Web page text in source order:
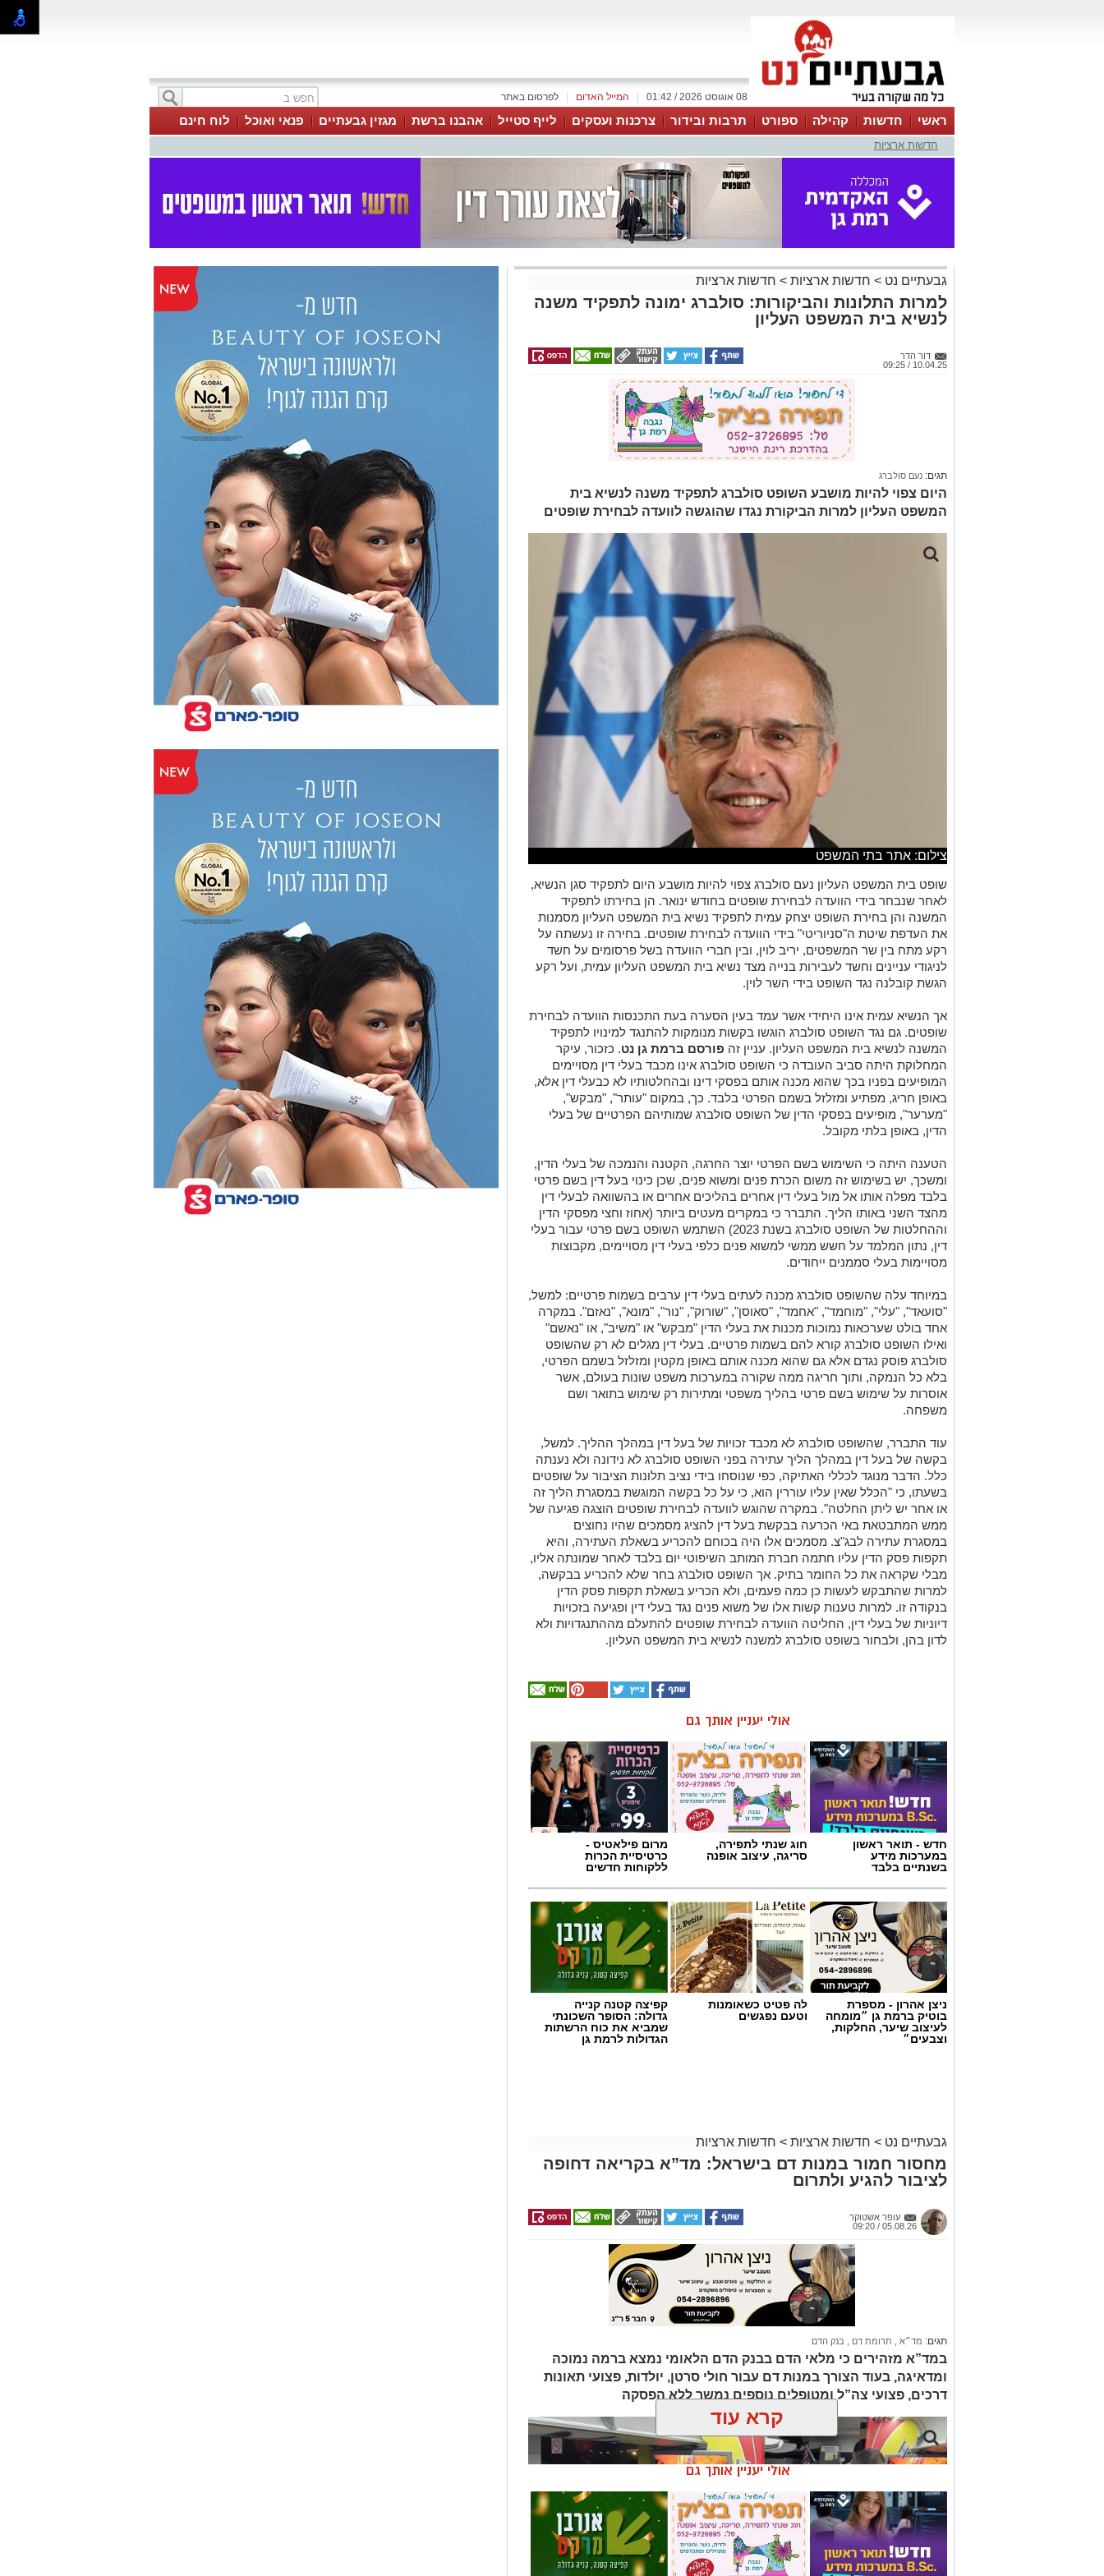
לפרסום באתר המייל האדום 08 אוגוסט 2026 / 01:42
ראשי חדשות קהילה ספורט תרבות ובידור צרכנות ועסקים לייף סטייל אהבנו ברשת מגזין גבעתיים פנאי ואוכל לוח חינם
חדשות ארציות
גבעתיים נט > חדשות ארציות > חדשות ארציות
למרות התלונות והביקורות: סולברג ימונה לתפקיד משנה
לנשיא בית המשפט העליון
דור הדר
10.04.25 / 09:25
תגים: נעם סולברג
היום צפוי להיות מושבע השופט סולברג לתפקיד משנה לנשיא בית
המשפט העליון למרות הביקורת נגדו שהוגשה לוועדה לבחירת שופטים
צילום: אתר בתי המשפט
שופט בית המשפט העליון נעם סולברג צפוי להיות מושבע היום לתפקיד סגן הנשיא,
לאחר שנבחר בידי הוועדה לבחירת שופטים בחודש ינואר. הן בחירתו לתפקיד
המשנה והן בחירת השופט יצחק עמית לתפקיד נשיא בית המשפט העליון מסמנות
את העדפת שיטת ה"סניוריטי" בידי הוועדה לבחירת שופטים. בחירה זו נעשתה על
רקע מתח בין שר המשפטים, יריב לוין, ובין חברי הוועדה בשל פרסומים על חשד
לניגודי עניינים וחשד לעבירות בנייה מצד נשיא בית המשפט העליון עמית, ועל רקע
הגשת קובלנה נגד השופט בידי השר לוין.
אך הנשיא עמית אינו היחידי אשר עמד בעין הסערה בעת התכנסות הוועדה לבחירת
שופטים. גם נגד השופט סולברג הוגשו בקשות מנומקות להתנגד למינויו לתפקיד
המשנה לנשיא בית המשפט העליון. עניין זה פורסם ברמת גן נט. כזכור, עיקר
המחלוקת היתה סביב העובדה כי השופט סולברג אינו מכבד בעלי דין מסויימים
המופיעים בפניו בכך שהוא מכנה אותם בפסקי דינו ובהחלטותיו לא כבעלי דין אלא,
באופן חריג, מפתיע ומזלזל בשמם הפרטי בלבד. כך, במקום "עותר", "מבקש",
"מערער", מופיעים בפסקי הדין של השופט סולברג שמותיהם הפרטיים של בעלי
הדין, באופן בלתי מקובל.
הטענה היתה כי השימוש בשם הפרטי יוצר החרגה, הקטנה והנמכה של בעלי הדין,
ומשכך, יש בשימוש זה משום הכרת פנים ומשוא פנים, שכן כינוי בעל דין בשם פרטי
בלבד מפלה אותו אל מול בעלי דין אחרים בהליכים אחרים או בהשוואה לבעלי דין
מהצד השני באותו הליך. התברר כי במקרים מעטים ביותר (אחוז וחצי מפסקי הדין
וההחלטות של השופט סולברג בשנת 2023) השתמש השופט בשם פרטי עבור בעלי
דין, נתון המלמד על חשש ממשי למשוא פנים כלפי בעלי דין מסויימים, מקבוצות
מסויימות בעלי סממנים ייחודים.
במיוחד עלה שהשופט סולברג מכנה לעתים בעלי דין ערבים בשמות פרטיים: למשל,
"סועאד", "עלי", "מוחמד", "אחמד", "סאוסן", "שורוק", "נור", "מונא", "נאזם". במקרה
אחד בולט שערכאות נמוכות מכנות את בעלי הדין "מבקש" או "משיב", או "נאשם"
ואילו השופט סולברג קורא להם בשמות פרטיים. בעלי דין מגלים לא רק שהשופט
סולברג פוסק נגדם אלא גם שהוא מכנה אותם באופן מקטין ומזלזל בשמם הפרטי,
בלא כל הנמקה, ותוך חריגה ממה שקורה במערכות משפט שונות בעולם, אשר
אוסרות על שימוש בשם פרטי בהליך משפטי ומתירות רק שימוש בתואר ושם
משפחה.
עוד התברר, שהשופט סולברג לא מכבד זכויות של בעל דין במהלך ההליך. למשל,
בקשה של בעל דין במהלך הליך עתירה בפני השופט סולברג לא נידונה ולא נענתה
כלל. הדבר מנוגד לכללי האתיקה, כפי שנוסחו בידי נציב תלונות הציבור על שופטים
בשעתו, כי "הכלל שאין עליו עוררין הוא, כי על כל בקשה המוגשת במסגרת הליך זה
או אחר יש ליתן החלטה". במקרה שהוגש לוועדה לבחירת שופטים הוצגה פגיעה של
ממש המתבטאת באי הכרעה בבקשת בעל דין להציג מסמכים שהיו נחוצים
במסגרת עתירה לבג"צ. מסמכים אלו היה בכוחם להכריע בשאלת העתירה, והיא
תקפות פסק הדין עליו חתמה חברת המותב השיפוטי יום בלבד לאחר שמונתה אליו,
מבלי שקראה את כל החומר בתיק. אך השופט סולברג בחר שלא להכריע בבקשה,
למרות שהתבקש לעשות כן כמה פעמים, ולא הכריע בשאלת תקפות פסק הדין
בנקודה זו. למרות טענות קשות אלו של משוא פנים נגד בעלי דין ופגיעה בזכויות
דיוניות של בעלי דין, החליטה הוועדה לבחירת שופטים להתעלם מההתנגדויות ולא
לדון בהן, ולבחור בשופט סולברג למשנה לנשיא בית המשפט העליון.
אולי יעניין אותך גם
חדש - תואר ראשון
במערכות מידע
בשנתיים בלבד
חוג שנתי לתפירה,
סריגה, עיצוב אופנה
מרום פילאטיס -
כרטיסיית הכרות
ללקוחות חדשים
ניצן אהרון - מספרת
בוטיק ברמת גן ״מומחה
לעיצוב שיער, החלקות,
וצבעים״
לה פטיט כשאומנות
וטעם נפגשים
קפיצה קטנה קנייה
גדולה: הסופר השכונתי
שמביא את כוח הרשתות
הגדולות לרמת גן
גבעתיים נט > חדשות ארציות > חדשות ארציות
מחסור חמור במנות דם בישראל: מד”א בקריאה דחופה
לציבור להגיע ולתרום
עופר אשטוקר
05.08.26 / 09:20
תגים: מד״א תרומת דם בנק הדם
במד”א מזהירים כי מלאי הדם בבנק הדם הלאומי נמצא ברמה נמוכה
ומדאיגה, בעוד הצורך במנות דם עבור חולי סרטן, יולדות, פצועי תאונות
דרכים, פצועי צה”ל ומטופלים נוספים נמשך ללא הפסקה
קרא עוד
אולי יעניין אותך גם